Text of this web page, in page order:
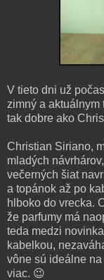
V tieto dni už
zimný a aktuálnym
tak dobre ako
Christian Siriano,
mladých
večerných šiat
a topánok až po
hlboko do vrecka.
že parfumy má
teda medzi
kabelkou,
vône sú ideálne
viac. 😉